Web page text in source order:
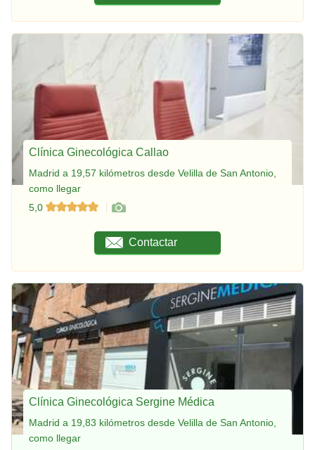
Clínica Ginecológica Callao
Madrid a 19,57 kilómetros desde Velilla de San Antonio,
como llegar
5,0
Contactar
Clínica Ginecológica Sergine Médica
Madrid a 19,83 kilómetros desde Velilla de San Antonio,
como llegar